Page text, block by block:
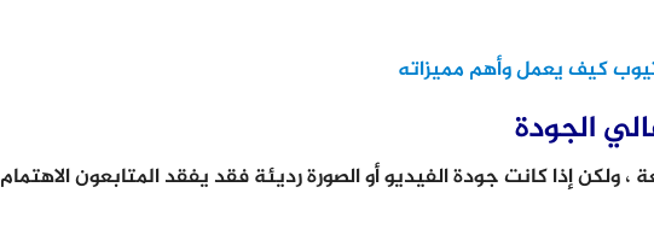
كيف يعمل وأهم مميزاته
الجودة
ولكن إذا كانت جودة الفيديو أو الصورة رديئة فقد يفقد المتابعون الاهتمام